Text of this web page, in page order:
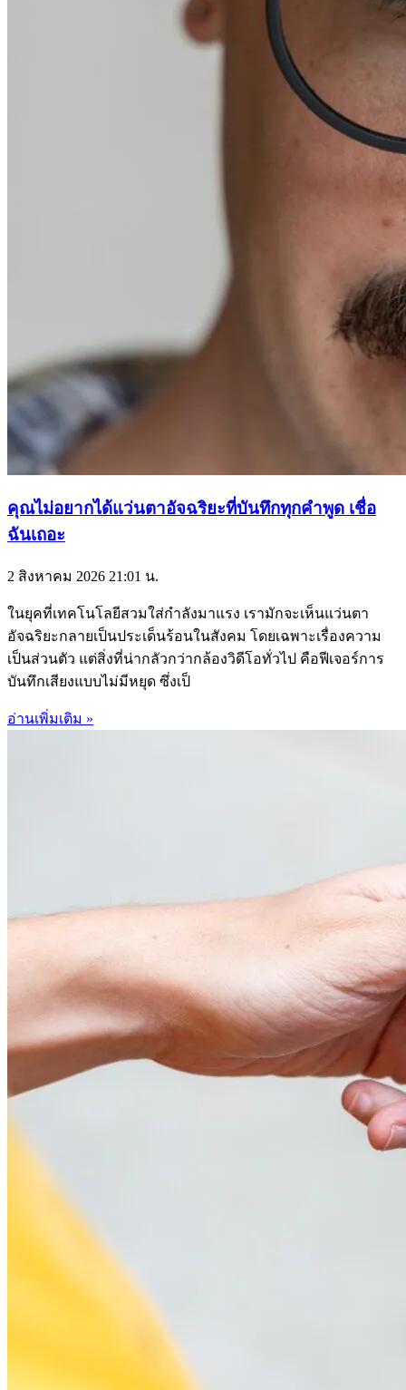
คุณไม่อยากได้แว่นตาอัจฉริยะที่บันทึกทุกคำพูด เชื่อ
ฉันเถอะ
2 สิงหาคม 2026 21:01 น.
ในยุคที่เทคโนโลยีสวมใส่กำลังมาแรง เรามักจะเห็นแว่นตา
อัจฉริยะกลายเป็นประเด็นร้อนในสังคม โดยเฉพาะเรื่องความ
เป็นส่วนตัว แต่สิ่งที่น่ากลัวกว่ากล้องวิดีโอทั่วไป คือฟีเจอร์การ
บันทึกเสียงแบบไม่มีหยุด ซึ่งเป็
อ่านเพิ่มเติม »